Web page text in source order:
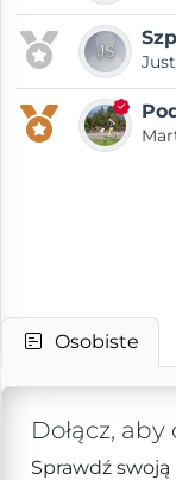
Osobiste
Dołącz,
Sprawdź